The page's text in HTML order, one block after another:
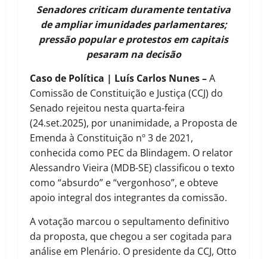
Senadores criticam duramente tentativa
de ampliar imunidades parlamentares;
pressão popular e protestos em capitais
pesaram na decisão
Caso de Política | Luís Carlos Nunes –A
Comissão de Constituição e Justiça (CCJ) do
Senado rejeitou nesta quarta-feira
(24.set.2025), por unanimidade, a Proposta de
Emenda à Constituição nº 3 de 2021,
conhecida como PEC da Blindagem. O relator
Alessandro Vieira (MDB-SE) classificou o texto
como “absurdo” e “vergonhoso”, e obteve
apoio integral dos integrantes da comissão.
A votação marcou o sepultamento definitivo
da proposta, que chegou a ser cogitada para
análise em Plenário. O presidente da CCJ, Otto